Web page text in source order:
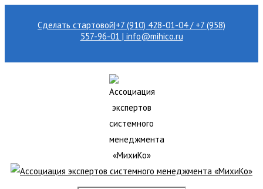
Сделать стартовой|+7 (910) 428-01-04 / +7 (958)
557-96-01 | info@mihico.ru